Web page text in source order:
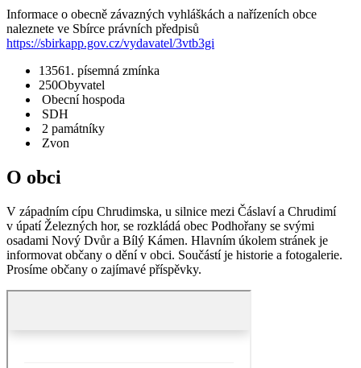
Informace o obecně závazných vyhláškách a nařízeních obce
naleznete ve Sbírce právních předpisů
https://sbirkapp.gov.cz/vydavatel/3vtb3gi
13561. písemná zmínka
250Obyvatel
Obecní hospoda
SDH
2 památníky
Zvon
O obci
V západním cípu Chrudimska, u silnice mezi Čáslaví a Chrudimí
v úpatí Železných hor, se rozkládá obec Podhořany se svými
osadami Nový Dvůr a Bílý Kámen. Hlavním úkolem stránek je
informovat občany o dění v obci. Součástí je historie a fotogalerie.
Prosíme občany o zajímavé příspěvky.